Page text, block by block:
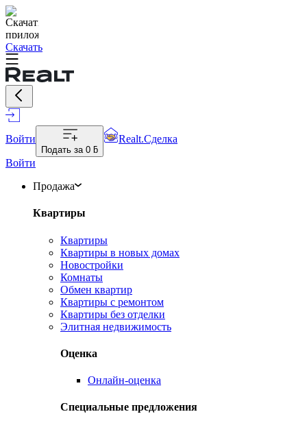
Скачать
Войти
Подать за 0 ƃ
Realt.Сделка
Войти
Продажа
Квартиры
Квартиры
Квартиры в новых домах
Новостройки
Комнаты
Обмен квартир
Квартиры с ремонтом
Квартиры без отделки
Элитная недвижимость
Оценка
Онлайн-оценка
Специальные предложения